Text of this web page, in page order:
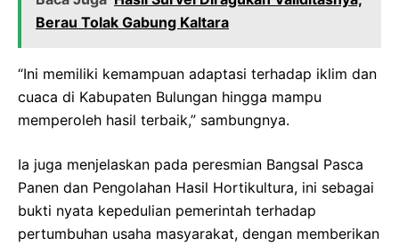
Berau Tolak Gabung Kaltara
“Ini memiliki kemampuan adaptasi terhadap iklim dan
cuaca di Kabupaten Bulungan hingga mampu
memperoleh hasil terbaik,” sambungnya.
Ia juga menjelaskan pada peresmian Bangsal Pasca
Panen dan Pengolahan Hasil Hortikultura, ini sebagai
bukti nyata kepedulian pemerintah terhadap
pertumbuhan usaha masyarakat, dengan memberikan